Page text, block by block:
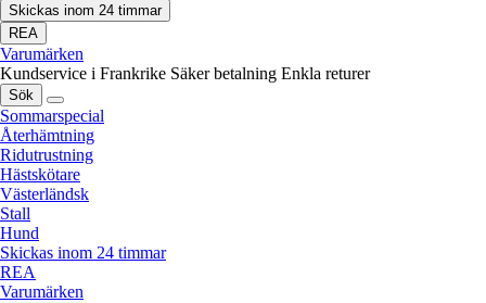
Skickas inom 24 timmar
REA
Varumärken
Kundservice i Frankrike Säker betalning Enkla returer
Sök
Sommarspecial
Återhämtning
Ridutrustning
Hästskötare
Västerländsk
Stall
Hund
Skickas inom 24 timmar
REA
Varumärken